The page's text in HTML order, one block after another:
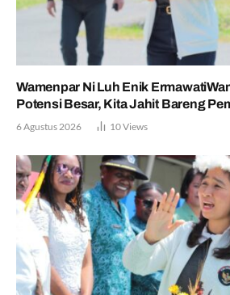
Wamenpar Ni Luh Enik
Potensi Besar, Kita Jahit Bareng
6 Agustus 2026 10Views